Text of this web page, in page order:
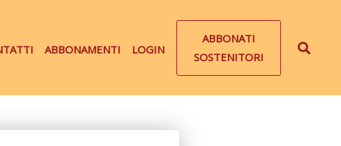
ABBONAMENTI LOGIN
ABBONATI
SOSTENITORI